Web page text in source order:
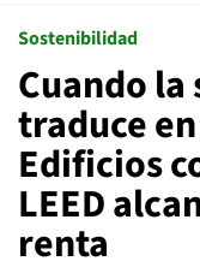
Sostenibilidad
Cuando
traduce
Edificios
LEED
renta